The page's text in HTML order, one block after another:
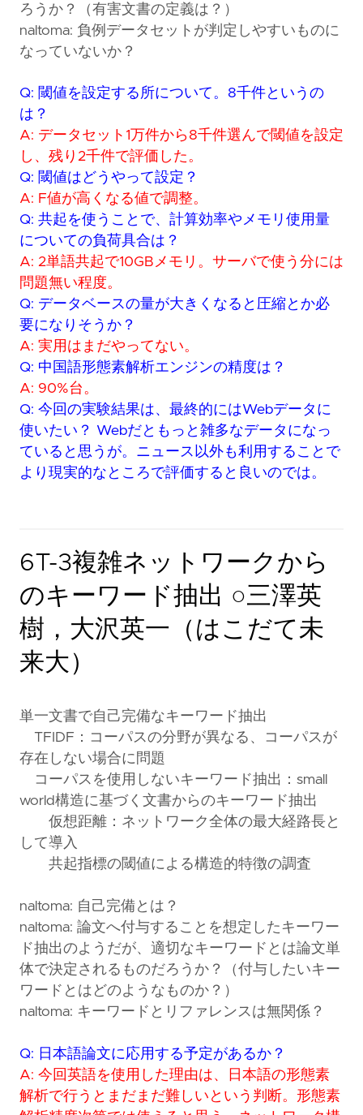
ろうか？（有害文書の定義は？）
naltoma: 負例データセットが判定しやすいものに
なっていないか？
Q: 閾値を設定する所について。8千件というの
は？
A: データセット1万件から8千件選んで閾値を設定
し、残り2千件で評価した。
Q: 閾値はどうやって設定？
A: F値が高くなる値で調整。
Q: 共起を使うことで、計算効率やメモリ使用量
についての負荷具合は？
A: 2単語共起で10GBメモリ。サーバで使う分には
問題無い程度。
Q: データベースの量が大きくなると圧縮とか必
要になりそうか？
A: 実用はまだやってない。
Q: 中国語形態素解析エンジンの精度は？
A: 90%台。
Q: 今回の実験結果は、最終的にはWebデータに
使いたい？ Webだともっと雑多なデータになっ
ていると思うが。ニュース以外も利用することで
より現実的なところで評価すると良いのでは。
6T-3複雑ネットワークから
のキーワード抽出 ○三澤英
樹，大沢英一（はこだて未
来大）
単一文書で自己完備なキーワード抽出
TFIDF：コーパスの分野が異なる、コーパスが
存在しない場合に問題
コーパスを使用しないキーワード抽出：small
world構造に基づく文書からのキーワード抽出
仮想距離：ネットワーク全体の最大経路長と
して導入
共起指標の閾値による構造的特徴の調査
naltoma: 自己完備とは？
naltoma: 論文へ付与することを想定したキーワー
ド抽出のようだが、適切なキーワードとは論文単
体で決定されるものだろうか？（付与したいキー
ワードとはどのようなものか？）
naltoma: キーワードとリファレンスは無関係？
Q: 日本語論文に応用する予定があるか？
A: 今回英語を使用した理由は、日本語の形態素
解析で行うとまだまだ難しいという判断。形態素